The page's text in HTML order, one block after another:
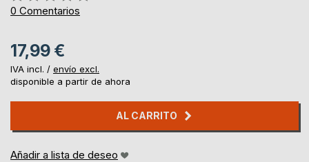
0%
0 Comentarios
17,99 €
IVA incl. / envío excl.
disponible a partir de ahora
AL CARRITO
Añadir a lista de deseo